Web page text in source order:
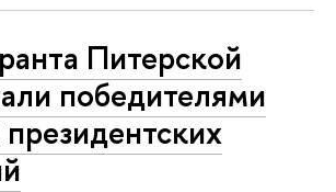
Питерской
победителями